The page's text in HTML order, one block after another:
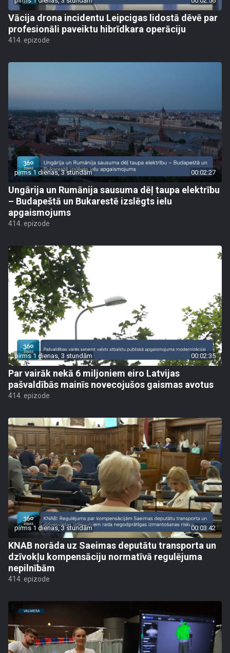
Vācija drona incidentu Leipcigas lidostā dēvē par
profesionāli paveiktu hibrīdkara operāciju
414. epizode
pirms 1 dienas, 3 stundām 00:02:27
Ungārija un Rumānija sausuma dēļ taupa elektrību
– Budapeštā un Bukarestē izslēgts ielu
apgaismojums
414. epizode
pirms 1 dienas, 3 stundām 00:02:35
Par vairāk nekā 6 miljoniem eiro Latvijas
pašvaldībās mainīs novecojušos gaismas avotus
414. epizode
pirms 1 dienas, 3 stundām 00:03:42
KNAB norāda uz Saeimas deputātu transporta un
dzīvokļu kompensāciju normatīvā regulējuma
nepilnībām
414. epizode